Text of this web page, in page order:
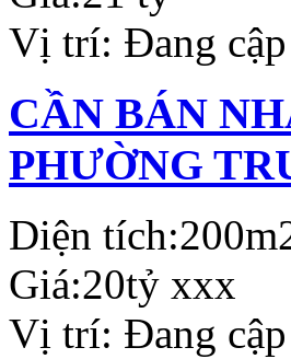
Vị trí: Đang
CẦN BÁN
PHƯỜNG
Diện tích:
Giá:20tỷ xxx
Vị trí: Đang